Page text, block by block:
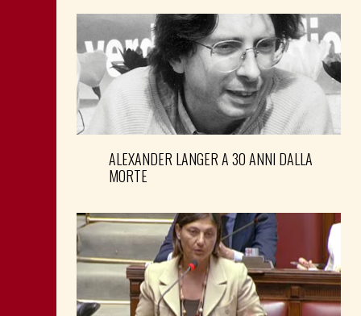
ALEXANDER LANGER A 30 ANNI DALLA
MORTE